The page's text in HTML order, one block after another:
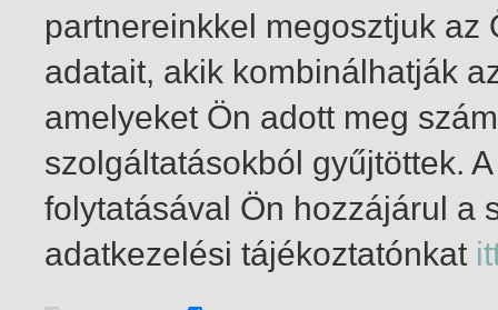
1-1 / összesen 1 találat
partnereinkkel megosztjuk
adatait, akik kombinálhatják
amelyeket Ön adott meg
szolgáltatásokból gyűjtöttek.
folytatásával Ön hozzájárul a
adatkezelési tájékoztatónkat